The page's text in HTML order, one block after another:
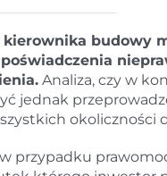
kierownika budowy
Analiza, czy w
jednak
okoliczności
w przypadku